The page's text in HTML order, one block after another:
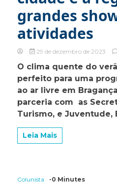
grandes
atividades
29 de dezembro de 2023
O clima quente do
perfeito para uma
ao ar livre em
parceria com as
Turismo, e Juventude,
Leia Mais
Colunista -0 Minutes